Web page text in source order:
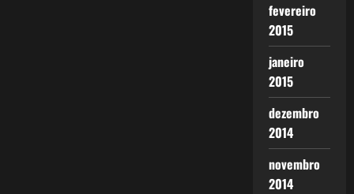
fevereiro
2015
janeiro
2015
dezembro
2014
novembro
2014